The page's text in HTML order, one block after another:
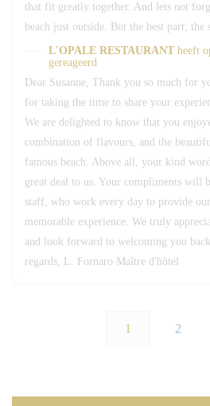
that fit greatly together. And lets not
beach just outside. But the best part; the
L'OPALE RESTAURANT heeft
gereageerd
Dear Susanne, Thank you so much for
for taking the time to share your
We are delighted to know that you
combination of flavours, and the
famous beach. Above all, your kind
great deal to us. Your compliments will
staff, who work every day to provide
memorable experience. We truly
and look forward to welcoming you
regards, L. Fornaro Maître d'hôtel
1 2